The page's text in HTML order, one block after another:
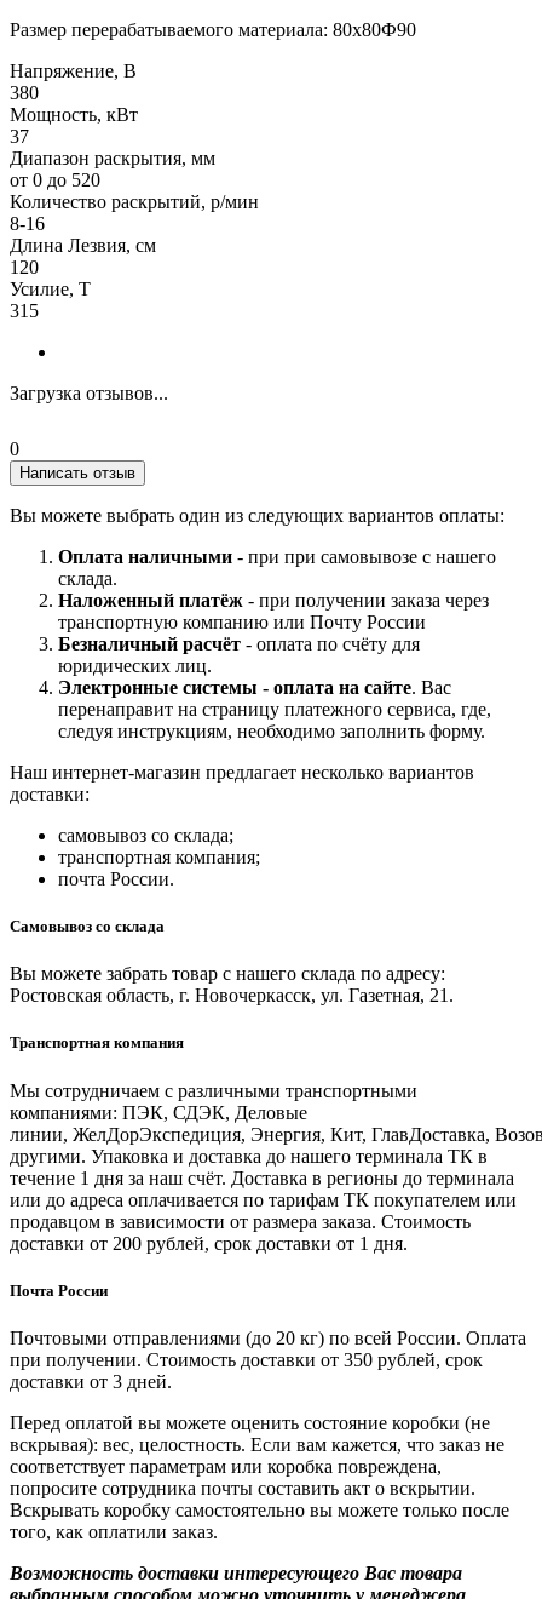
Размер перерабатываемого материала: 80х80Ф90
Напряжение, В
380
Мощность, кВт
37
Диапазон раскрытия, мм
от 0 до 520
Количество раскрытий, р/мин
8-16
Длина Лезвия, см
120
Усилие, Т
315
Загрузка отзывов...
0
Написать отзыв
Вы можете выбрать один из следующих вариантов оплаты:
Оплата наличными - при при самовывозе с нашего
склада.
Наложенный платёж - при получении заказа через
транспортную компанию или Почту России
Безналичный расчёт - оплата по счёту для
юридических лиц.
Электронные системы - оплата на сайте. Вас
перенаправит на страницу платежного сервиса, где,
следуя инструкциям, необходимо заполнить форму.
Наш интернет-магазин предлагает несколько вариантов
доставки:
самовывоз со склада;
транспортная компания;
почта России.
Самовывоз со склада
Вы можете забрать товар с нашего склада по адресу:
Ростовская область, г. Новочеркасск, ул. Газетная, 21.
Транспортная компания
Мы сотрудничаем с различными транспортными
компаниями: ПЭК, СДЭК, Деловые
линии, ЖелДорЭкспедиция, Энергия, Кит, ГлавДоставка,
другими. Упаковка и доставка до нашего терминала ТК в
течение 1 дня за наш счёт. Доставка в регионы до терминала
или до адреса оплачивается по тарифам ТК покупателем или
продавцом в зависимости от размера заказа. Стоимость
доставки от 200 рублей, срок доставки от 1 дня.
Почта России
Почтовыми отправлениями (до 20 кг) по всей России. Оплата
при получении. Стоимость доставки от 350 рублей, срок
доставки от 3 дней.
Перед оплатой вы можете оценить состояние коробки (не
вскрывая): вес, целостность. Если вам кажется, что заказ не
соответствует параметрам или коробка повреждена,
попросите сотрудника почты составить акт о вскрытии.
Вскрывать коробку самостоятельно вы можете только после
того, как оплатили заказ.
Возможность доставки интересующего Вас товара
выбранным способом можно уточнить у менеджера